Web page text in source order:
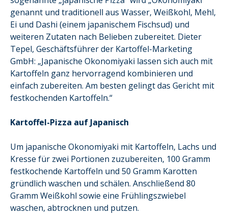
genannt und traditionell aus Wasser, Weißkohl, Mehl,
Ei und Dashi (einem japanischem Fischsud) und
weiteren Zutaten nach Belieben zubereitet. Dieter
Tepel, Geschäftsführer der Kartoffel-Marketing
GmbH: „Japanische Okonomiyaki lassen sich auch mit
Kartoffeln ganz hervorragend kombinieren und
einfach zubereiten. Am besten gelingt das Gericht mit
festkochenden Kartoffeln.“
Kartoffel-Pizza auf Japanisch
Um japanische Okonomiyaki mit Kartoffeln, Lachs und
Kresse für zwei Portionen zuzubereiten, 100 Gramm
festkochende Kartoffeln und 50 Gramm Karotten
gründlich waschen und schälen. Anschließend 80
Gramm Weißkohl sowie eine Frühlingszwiebel
waschen, abtrocknen und putzen.